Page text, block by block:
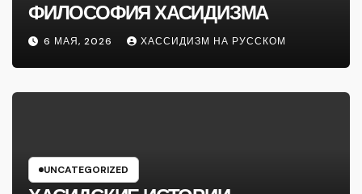
ФИЛОСОФИЯ ХАСИДИЗМА
6 МАЯ, 2026 ХАССИДИЗМ НА РУССКОМ
UNCATEGORIZED